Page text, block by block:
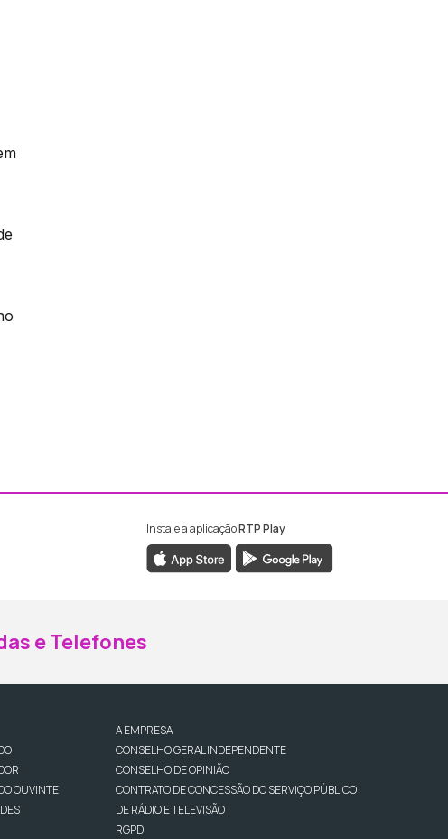
da RTP Madeira
Instagram da RTP Madeira
Instale a aplicaçãoRTP Play
e Telefones
OUVINTE
A EMPRESA
CONSELHO GERAL INDEPENDENTE
CONSELHO DE OPINIÃO
CONTRATO DE CONCESSÃO DO SERVIÇO PÚBLICO
DE RÁDIO E TELEVISÃO
RGPD